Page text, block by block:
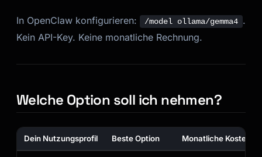
In OpenClaw konfigurieren: /model ollama/gemma4 .
Kein API-Key. Keine monatliche Rechnung.
Welche Option soll ich nehmen?
Dein Nutzungsprofil Beste Option Monatliche Kosten